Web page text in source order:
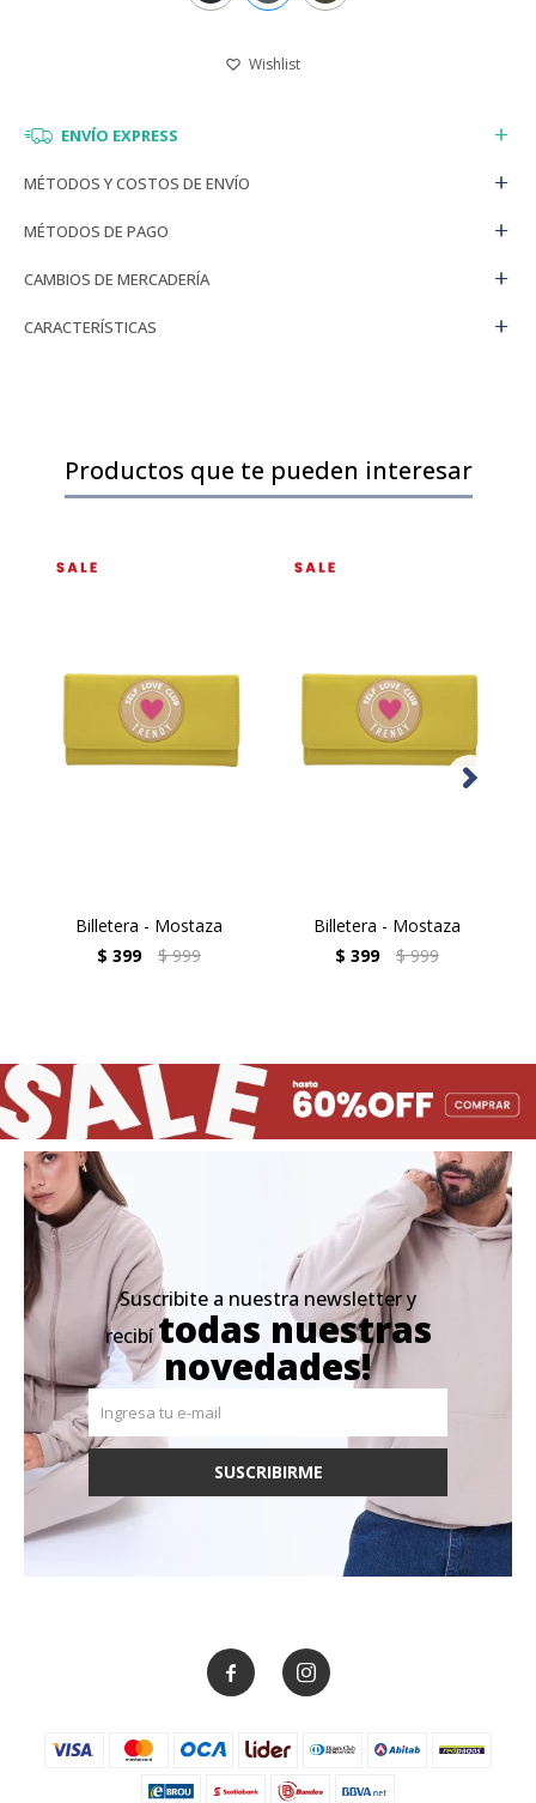
ENVÍO EXPRESS
MÉTODOS Y COSTOS DE ENVÍO
MÉTODOS DE PAGO
CAMBIOS DE MERCADERÍA
CARACTERÍSTICAS
Productos que te pueden interesar
Billetera - Mostaza
$ 399 $ 999
Billetera - Mostaza
$ 399 $ 999
Suscribite a nuestra newsletter y
recibítodas nuestras
novedades!
SUSCRIBIRME
 